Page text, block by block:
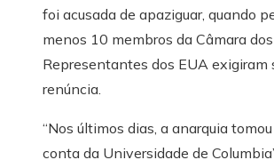
foi acusada de apaziguar, quando
menos 10 membros da Câmara dos
Representantes dos EUA exigiram
renúncia.
“Nos últimos dias, a anarquia tomou
conta da Universidade de